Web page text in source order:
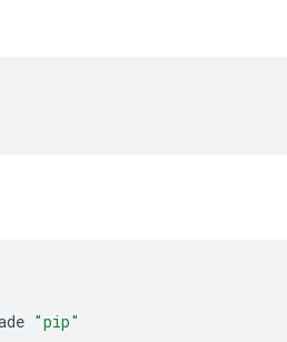
"pip"